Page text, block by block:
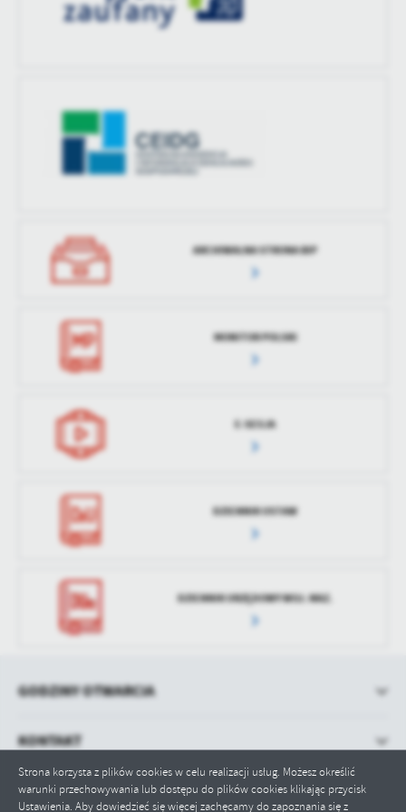
Strona korzysta z plików cookies w celu realizacji usług. Możesz określić
warunki przechowywania lub dostępu do plików cookies klikając przycisk
Ustawienia. Aby dowiedzieć się więcej zachęcamy do zapoznania się z
ARCHIWALNA STRONA BIP
MONITOR POLSKI
E-SESJA
DZIENNIK USTAW
DZIENNIK URZĘDOWY WOJ. MAZ.
GODZINY OTWARCIA
KONTAKT